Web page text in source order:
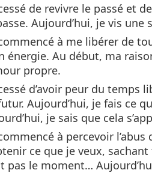
de revivre le passé et
Aujourd’hui, je vis
commencé à me libérer de
énergie. Au début, ma
propre.
d’avoir peur du temps
Aujourd’hui, je fais ce
je sais que cela
à percevoir
ce que je veux,
pas le moment…